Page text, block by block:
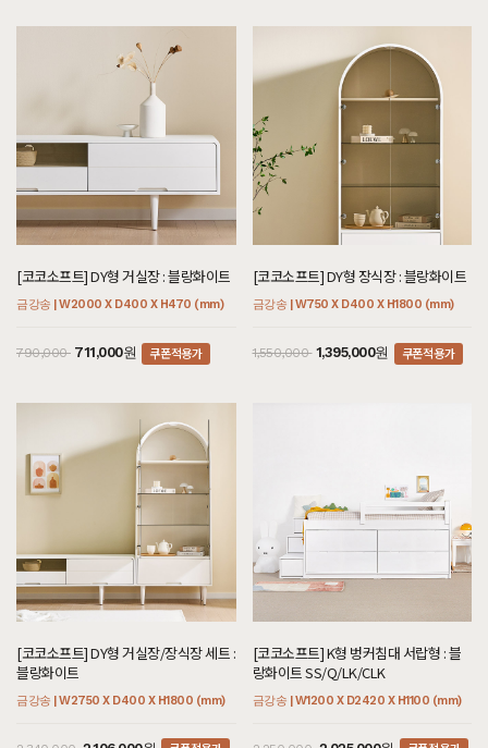
[코코소프트] DY형 거실장 : 블랑화이트
금강송 | W2000 X D400 X H470 (mm)
790,000 711,000원 쿠폰적용가
[코코소프트] DY형 장식장 : 블랑화이트
금강송 | W750 X D400 X H1800 (mm)
1,550,000 1,395,000원 쿠폰적용가
[코코소프트] DY형 거실장/장식장 세트 :
블랑화이트
금강송 | W2750 X D400 X H1800 (mm)
[코코소프트] K형 벙커침대 서랍형 : 블
랑화이트 SS/Q/LK/CLK
금강송 | W1200 X D2420 X H1100 (mm)